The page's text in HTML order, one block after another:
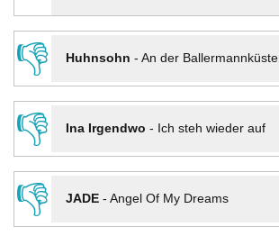
👎
Huhnsohn - An der Ballermannküste
👎
Ina Irgendwo - Ich steh wieder auf
👎
JADE- Angel Of My Dreams